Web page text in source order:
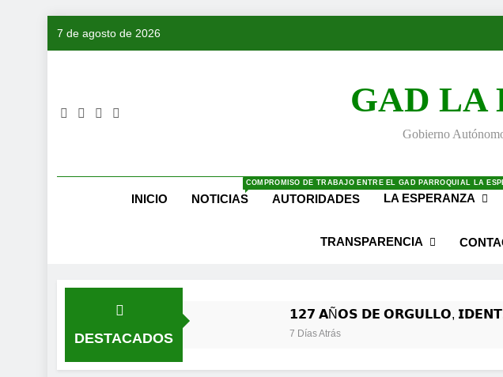
7 de agosto de 2026
GAD LA
Gobierno
INICIO NOTICIAS
COMPROMISO DE TRABAJO ENTRE EL GAD PARROQUIAL LA
AUTORIDADES LA ESPERANZA
TRANSPARENCIA
DESTACADOS
𝟭𝟮𝟳 𝗔Ñ𝗢𝗦 𝗗𝗘 𝗢𝗥𝗚𝗨𝗟𝗟𝗢,
7 Días Atrás